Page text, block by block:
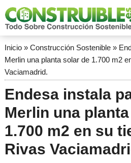
Inicio» Construcción Sostenible»
Merlin una planta solar de 1.700 m2
Vaciamadrid.
Endesa instala
Merlin una
1.700 m2 en su
Rivas